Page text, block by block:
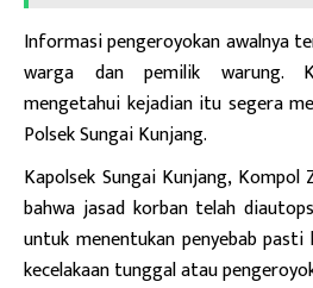
Informasi pengeroyokan awalnya
warga dan pemilik warung.
mengetahui kejadian itu segera
Polsek Sungai Kunjang.
Kapolsek Sungai Kunjang, Kompol
bahwa jasad korban telah
untuk menentukan penyebab
kecelakaan tunggal atau